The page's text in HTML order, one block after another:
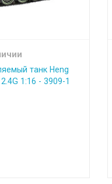
танк Heng
1:16 - 3909-1